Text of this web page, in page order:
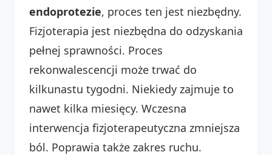
endoprotezie, proces ten jest niezbędny.
Fizjoterapia jest niezbędna do odzyskania
pełnej sprawności. Proces
rekonwalescencji może trwać do
kilkunastu tygodni. Niekiedy zajmuje to
nawet kilka miesięcy. Wczesna
interwencja fizjoterapeutyczna zmniejsza
ból. Poprawia także zakres ruchu.